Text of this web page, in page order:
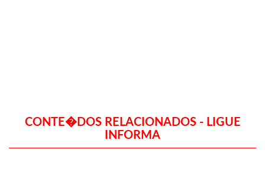
CONTE�DOS RELACIONADOS - LIGUE
INFORMA